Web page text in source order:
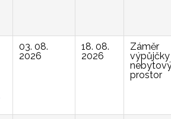
03. 08.
2026
18. 08.
2026
Záměr
výpůjčky
prostor